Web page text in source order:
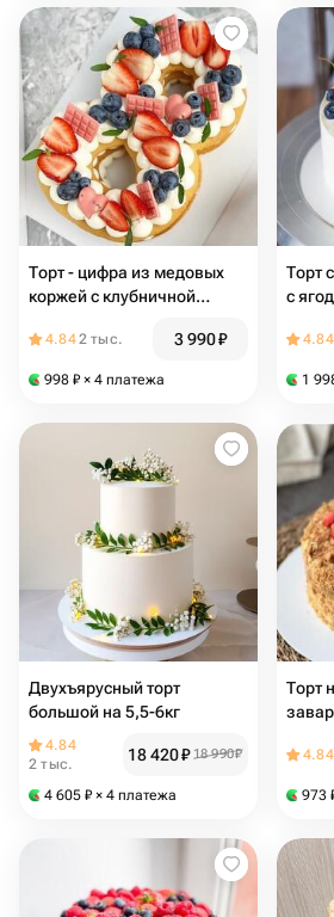
Торт - цифра из медовых
коржей с клубничной
марта, торт на 8 марта
4.842 тыс. 3 990₽
998 ₽ × 4 платежа
Торт
с
4.84
1
Двухъярусный торт
большой на 5,5-6кг
4.84
2 тыс.
18 420₽ 18 990₽
4 605 ₽ × 4 платежа
Торт
4.84
973